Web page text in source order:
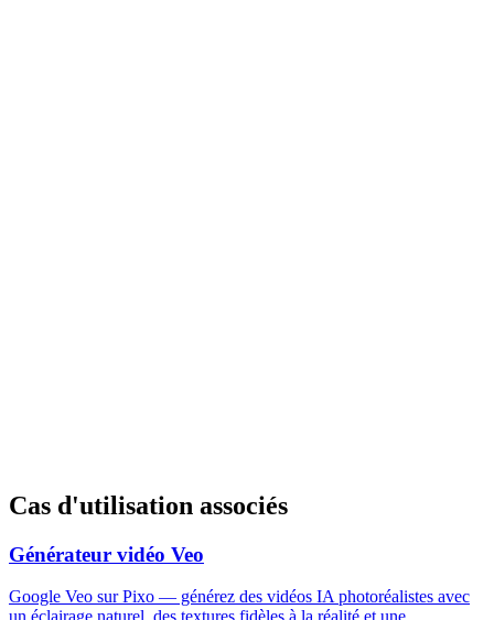
Cas d'utilisation associés
Générateur vidéo Veo
Google Veo sur Pixo — générez des vidéos IA photoréalistes avec